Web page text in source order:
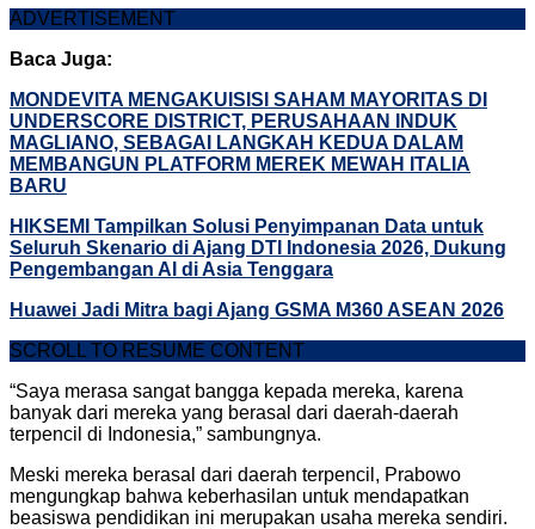
ADVERTISEMENT
Baca Juga:
MONDEVITA MENGAKUISISI SAHAM MAYORITAS DI
UNDERSCORE DISTRICT, PERUSAHAAN INDUK
MAGLIANO, SEBAGAI LANGKAH KEDUA DALAM
MEMBANGUN PLATFORM MEREK MEWAH ITALIA
BARU
HIKSEMI Tampilkan Solusi Penyimpanan Data untuk
Seluruh Skenario di Ajang DTI Indonesia 2026, Dukung
Pengembangan AI di Asia Tenggara
Huawei Jadi Mitra bagi Ajang GSMA M360 ASEAN 2026
SCROLL TO RESUME CONTENT
“Saya merasa sangat bangga kepada mereka, karena
banyak dari mereka yang berasal dari daerah-daerah
terpencil di Indonesia,” sambungnya.
Meski mereka berasal dari daerah terpencil, Prabowo
mengungkap bahwa keberhasilan untuk mendapatkan
beasiswa pendidikan ini merupakan usaha mereka sendiri.